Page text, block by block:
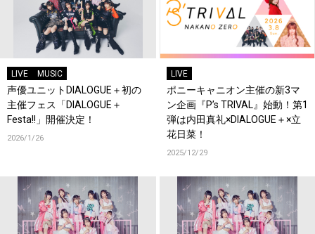
LIVE MUSIC
声優ユニットDIALOGUE＋初の
主催フェス「DIALOGUE＋
Festa!!」開催決定！
2026/1/26
LIVE
ポニーキャニオン主催の新3マ
ン企画『P’s TRIVAL』始動！第1
弾は内田真礼×DIALOGUE＋×立
花日菜！
2025/12/29